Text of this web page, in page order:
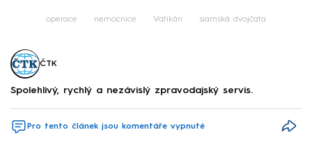
operace nemocnice Vatikán siamská dvojčata
ČTK
Spolehlivý, rychlý a nezávislý zpravodajský servis.
Pro tento článek jsou komentáře vypnuté